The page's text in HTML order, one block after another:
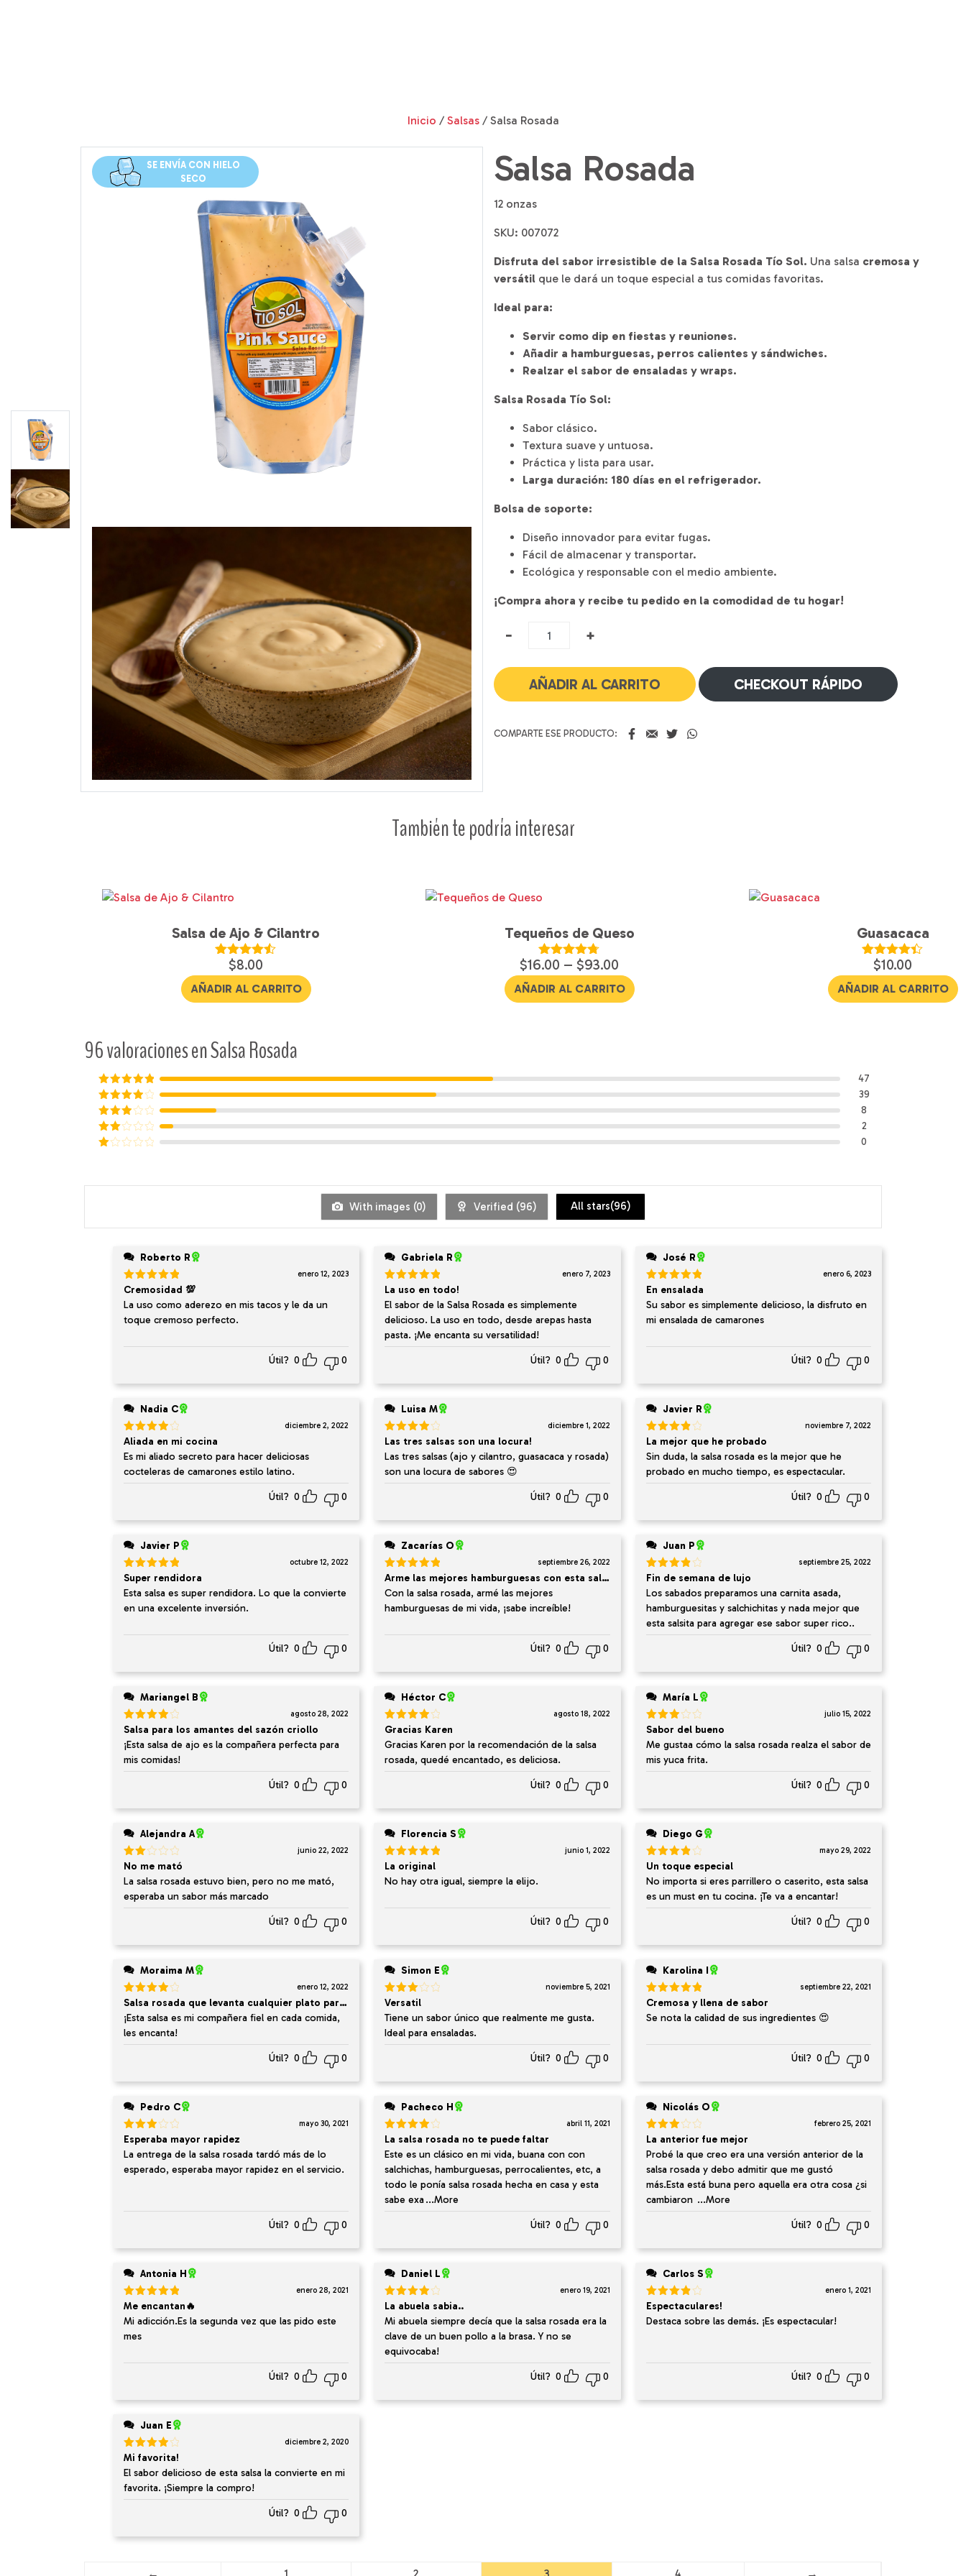
Inicio / Salsas/ Salsa Rosada
SE ENVÍA CON HIELO
SECO
Salsa Rosada
12 onzas
SKU: 007072
Disfruta del sabor irresistible de la Salsa Rosada Tío Sol. Una salsa cremosa y
versátil que le dará un toque especial a tus comidas favoritas.
Ideal para:
Servir como dip en fiestas y reuniones.
Añadir a hamburguesas, perros calientes y sándwiches.
Realzar el sabor de ensaladas y wraps.
Salsa Rosada Tío Sol:
Sabor clásico.
Textura suave y untuosa.
Práctica y lista para usar.
Larga duración: 180 días en el refrigerador.
Bolsa de soporte:
Diseño innovador para evitar fugas.
Fácil de almacenar y transportar.
Ecológica y responsable con el medio ambiente.
¡Compra ahora y recibe tu pedido en la comodidad de tu hogar!
−
Salsa
cantidad
+
AÑADIR AL CARRITO CHECKOUT RÁPIDO
COMPARTE ESE PRODUCTO:
También te podría interesar
Salsa de Ajo & Cilantro
Valorado
en4.44de
5
$8.00
AÑADIR AL CARRITO
Tequeños de Queso
Valorado en
4.68de 5
$16.00 – $93.00
AÑADIR AL CARRITO
Guasacaca
Valorado
en4.38de
5
$10.00
AÑADIR AL CARRITO
96 valoraciones enSalsa Rosada
Valorado en
5 de 5
47
Valorado
en
4 de 5
39
Valorado
en
de 5
8
Valorado
2
de
0
With images (0) Verified (96) All stars(96)
Roberto R
Valorado
en
enero 12, 2023
Cremosidad 💯
La uso como aderezo en mis tacos y le da un
toque cremoso perfecto.
Útil? 0 0
Gabriela R
Valorado
en
5 de 5
enero 7, 2023
La uso en todo!
El sabor de la Salsa Rosada es simplemente
delicioso. La uso en todo, desde arepas hasta
pasta. ¡Me encanta su versatilidad!
Útil? 0 0
José R
Valorado
en
de 5
enero 6, 2023
En ensalada
Su sabor es simplemente delicioso, la disfruto en
mi ensalada de camarones
Útil? 0 0
Nadia C
Valorado
en
4 de
5
diciembre 2, 2022
Aliada en mi cocina
Es mi aliado secreto para hacer deliciosas
cocteleras de camarones estilo latino.
Útil? 0 0
Luisa M
Valorado
en
5
diciembre 1, 2022
Las tres salsas son una locura!
Las tres salsas (ajo y cilantro, guasacaca y rosada)
son una locura de sabores 😍
Útil? 0 0
Javier R
Valorado
en
4de
5
noviembre 7, 2022
La mejor que he probado
Sin duda, la salsa rosada es la mejor que he
probado en mucho tiempo, es espectacular.
Útil? 0 0
Javier P
Valorado
en
de 5
octubre 12, 2022
Super rendidora
Esta salsa es super rendidora. Lo que la convierte
en una excelente inversión.
Útil? 0 0
Zacarías O
Valorado
en
5de 5
septiembre 26, 2022
Arme las mejores hamburguesas con esta salsa
Con la salsa rosada, armé las mejores
hamburguesas de mi vida, ¡sabe increíble!
Útil? 0 0
Juan P
Valorado
en
de
5
septiembre 25, 2022
Fin de semana de lujo
Los sabados preparamos una carnita asada,
hamburguesitas y salchichitas y nada mejor que
esta salsita para agregar ese sabor super rico..
Útil? 0 0
Mariangel B
Valorado
en
de
5
agosto 28, 2022
Salsa para los amantes del sazón criollo
¡Esta salsa de ajo es la compañera perfecta para
mis comidas!
Útil? 0 0
Héctor C
Valorado
en
4de
5
agosto 18, 2022
Gracias Karen
Gracias Karen por la recomendación de la salsa
rosada, quedé encantado, es deliciosa.
Útil? 0 0
María L
Valorado
en
de 5
julio 15, 2022
Sabor del bueno
Me gustaa cómo la salsa rosada realza el sabor de
mis yuca frita.
Útil? 0 0
Alejandra A
Valorado
en
2
de
5
junio 22, 2022
No me mató
La salsa rosada estuvo bien, pero no me mató,
esperaba un sabor más marcado
Útil? 0 0
Florencia S
Valorado
en5
junio 1, 2022
La original
No hay otra igual, siempre la elijo.
Útil? 0 0
Diego G
Valorado
en 4
5
mayo 29, 2022
Un toque especial
No importa si eres parrillero o caserito, esta salsa
es un must en tu cocina. ¡Te va a encantar!
Útil? 0 0
Moraima M
Valorado
en
de
5
enero 12, 2022
Salsa rosada que levanta cualquier plato para mis niños
¡Esta salsa es mi compañera fiel en cada comida,
les encanta!
Útil? 0 0
Simon E
Valorado
en
de 5
noviembre 5, 2021
Versatil
Tiene un sabor único que realmente me gusta.
Ideal para ensaladas.
Útil? 0 0
Karolina I
Valorado
en
de 5
septiembre 22, 2021
Cremosa y llena de sabor
Se nota la calidad de sus ingredientes 😍
Útil? 0 0
Pedro C
Valorado
en
de 5
mayo 30, 2021
Esperaba mayor rapidez
La entrega de la salsa rosada tardó más de lo
esperado, esperaba mayor rapidez en el servicio.
Útil? 0 0
Pacheco H
Valorado
en
5
abril 11, 2021
La salsa rosada no te puede faltar
Este es un clásico en mi vida, buana con con
salchichas, hamburguesas, perrocalientes, etc, a
todo le ponía salsa rosada hecha en casa y esta
sabe exa...More
Útil? 0 0
Nicolás O
Valorado
en3
de 5
febrero 25, 2021
La anterior fue mejor
Probé la que creo era una versión anterior de la
salsa rosada y debo admitir que me gustó
más.Esta está buna pero aquella era otra cosa ¿si
cambiaron ...More
Útil? 0 0
Antonia H
Valorado
en
de 5
enero 28, 2021
Me encantan🔥
Mi adicción.Es la segunda vez que las pido este
mes
Útil? 0 0
Daniel L
Valorado
en
4
de
5
enero 19, 2021
La abuela sabia..
Mi abuela siempre decía que la salsa rosada era la
clave de un buen pollo a la brasa. Y no se
equivocaba!
Útil? 0 0
Carlos S
Valorado
en
5
enero 1, 2021
Espectaculares!
Destaca sobre las demás. ¡Es espectacular!
Útil? 0 0
Juan E
Valorado
en
4
5
diciembre 2, 2020
Mi favorita!
El sabor delicioso de esta salsa la convierte en mi
favorita. ¡Siempre la compro!
Útil? 0 0